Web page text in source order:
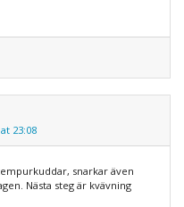
23:08
snarkar även
Nästa steg är kvävning